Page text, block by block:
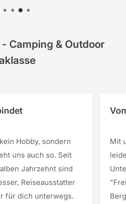
Camping & Outdoor
Hobby, sondern
uns auch so. Seit
Jahrzehnt sind
Reiseausstatter
für dich unterwegs.
Mit